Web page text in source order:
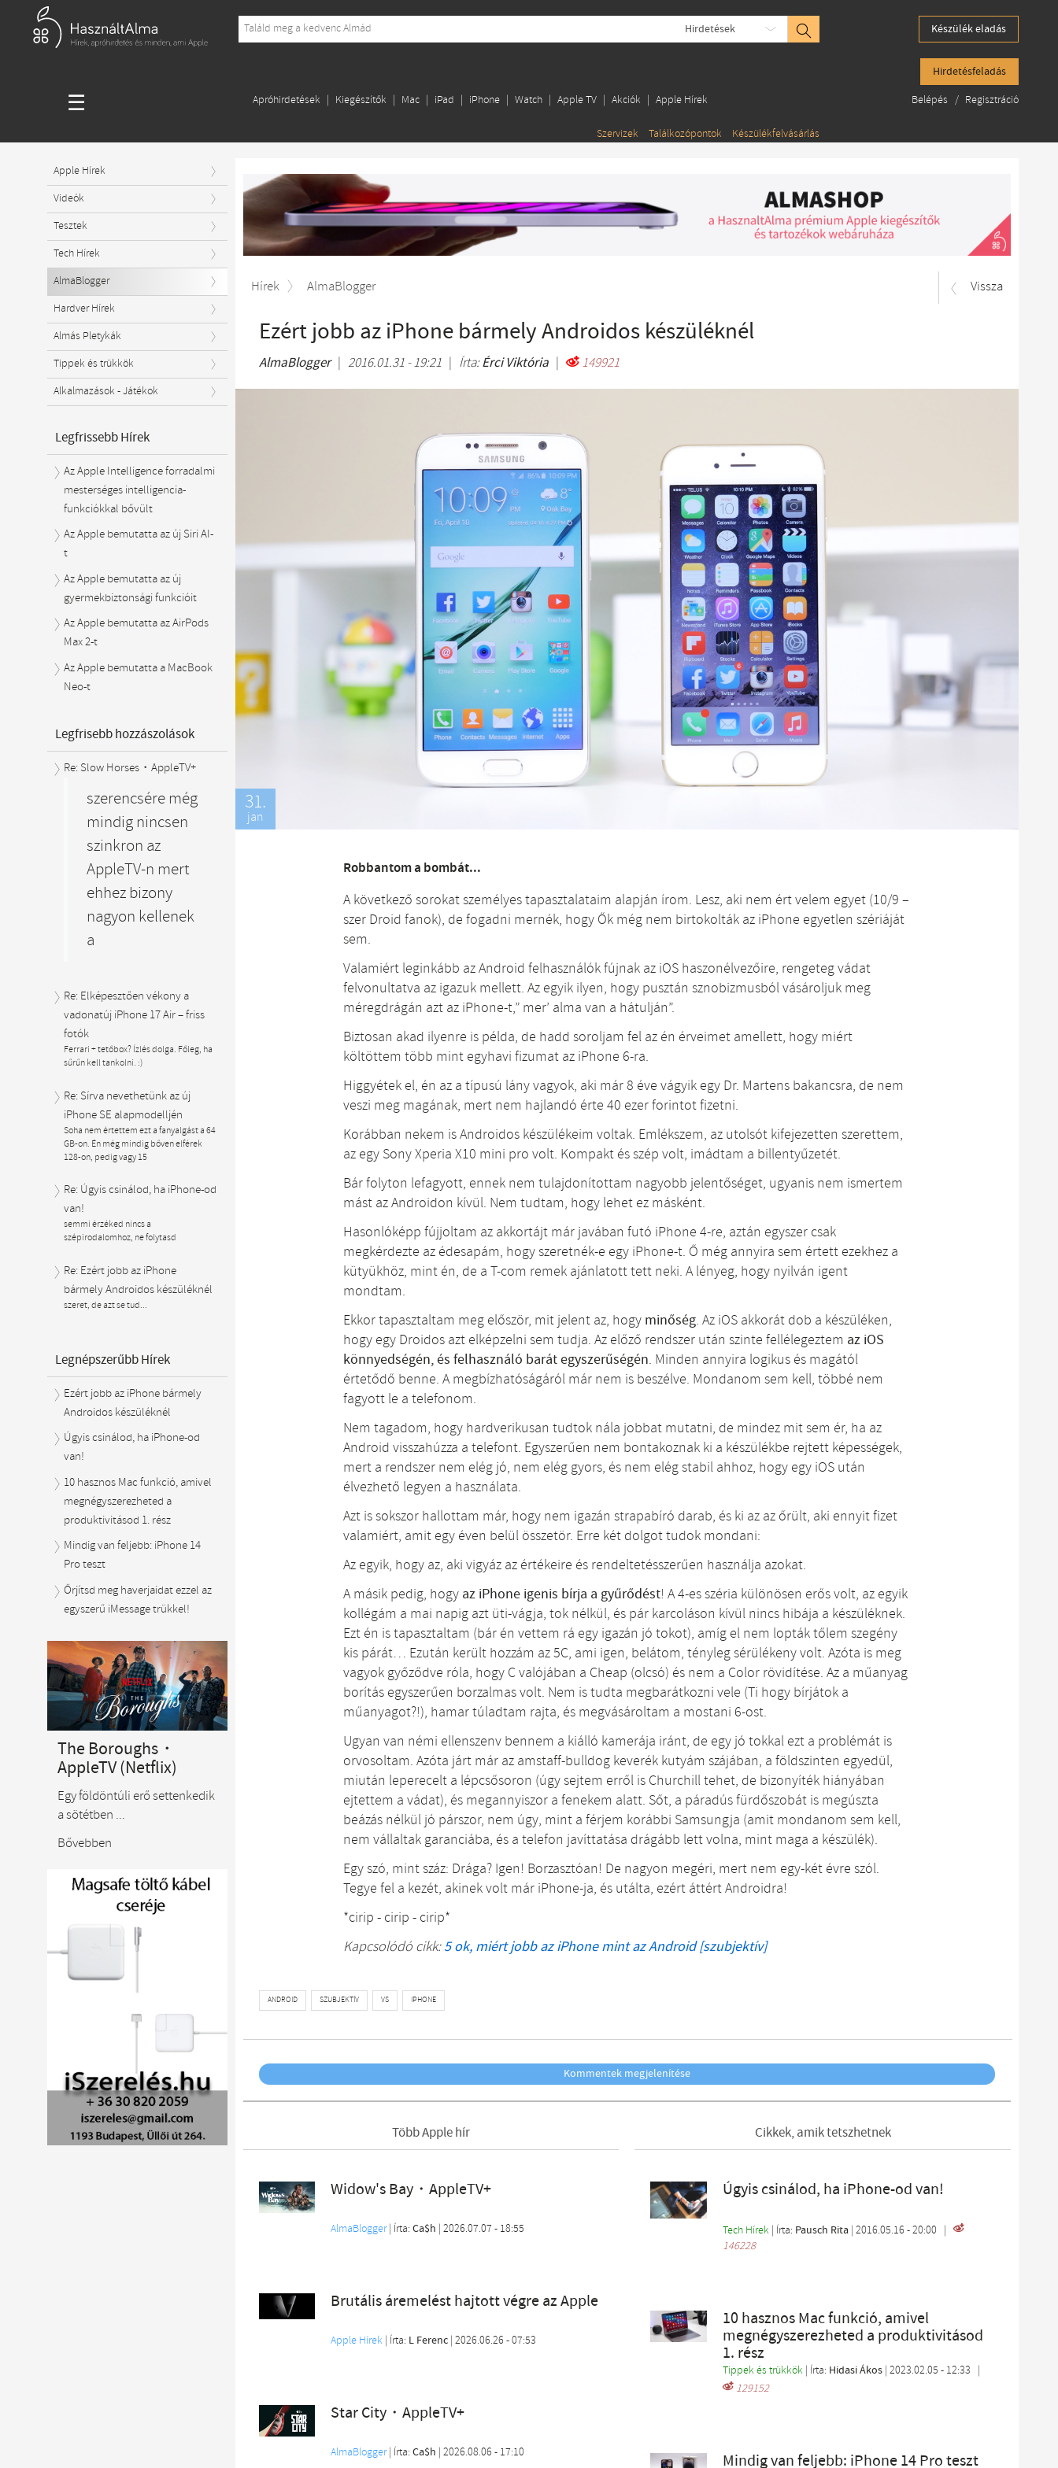
Hirdetések Készülék eladás
Hirdetésfeladás
☰ Apróhirdetések Kiegészítők Mac iPad iPhone Watch Apple TV Akciók Apple Hírek
Szervizek Találkozópontok Készülékfelvásárlás
Belépés / Regisztráció
Hírek AlmaBlogger Vissza
Ezért jobb az iPhone bármely Androidos készüléknél
AlmaBlogger | 2016.01.31 - 19:21| Írta:Érci Viktória | 149921
31.
jan
Robbantom a bombát...
A következő sorokat személyes tapasztalataim alapján írom. Lesz, aki nem ért velem egyet (10/9 –
szer Droid fanok), de fogadni mernék, hogy Ők még nem birtokolták az iPhone egyetlen szériáját
sem.
Valamiért leginkább az Android felhasználók fújnak az iOS haszonélvezőire, rengeteg vádat
felvonultatva az igazuk mellett. Az egyik ilyen, hogy pusztán sznobizmusból vásároljuk meg
méregdrágán azt az iPhone-t,” mer’ alma van a hátulján”.
Biztosan akad ilyenre is példa, de hadd soroljam fel az én érveimet amellett, hogy miért
költöttem több mint egyhavi fizumat az iPhone 6-ra.
Higgyétek el, én az a típusú lány vagyok, aki már 8 éve vágyik egy Dr. Martens bakancsra, de nem
veszi meg magának, mert nem hajlandó érte 40 ezer forintot fizetni.
Korábban nekem is Androidos készülékeim voltak. Emlékszem, az utolsót kifejezetten szerettem,
az egy Sony Xperia X10 mini pro volt. Kompakt és szép volt, imádtam a billentyűzetét.
Bár folyton lefagyott, ennek nem tulajdonítottam nagyobb jelentőséget, ugyanis nem ismertem
mást az Androidon kívül. Nem tudtam, hogy lehet ez másként.
Hasonlóképp fújjoltam az akkortájt már javában futó iPhone 4-re, aztán egyszer csak
megkérdezte az édesapám, hogy szeretnék-e egy iPhone-t. Ő még annyira sem értett ezekhez a
kütyükhöz, mint én, de a T-com remek ajánlatott tett neki. A lényeg, hogy nyilván igent
mondtam.
Ekkor tapasztaltam meg először, mit jelent az, hogy minőség. Az iOS akkorát dob a készüléken,
hogy egy Droidos azt elképzelni sem tudja. Az előző rendszer után szinte fellélegeztem az iOS
könnyedségén, és felhasználó barát egyszerűségén. Minden annyira logikus és magától
értetődő benne. A megbízhatóságáról már nem is beszélve. Mondanom sem kell, többé nem
fagyott le a telefonom.
Nem tagadom, hogy hardverikusan tudtok nála jobbat mutatni, de mindez mit sem ér, ha az
Android visszahúzza a telefont. Egyszerűen nem bontakoznak ki a készülékbe rejtett képességek,
mert a rendszer nem elég jó, nem elég gyors, és nem elég stabil ahhoz, hogy egy iOS után
élvezhető legyen a használata.
Azt is sokszor hallottam már, hogy nem igazán strapabíró darab, és ki az az őrült, aki ennyit fizet
valamiért, amit egy éven belül összetör. Erre két dolgot tudok mondani:
Az egyik, hogy az, aki vigyáz az értékeire és rendeltetésszerűen használja azokat.
A másik pedig, hogy az iPhone igenis bírja a gyűrődést! A 4-es széria különösen erős volt, az egyik
kollégám a mai napig azt üti-vágja, tok nélkül, és pár karcoláson kívül nincs hibája a készüléknek.
Ezt én is tapasztaltam (bár én vettem rá egy igazán jó tokot), amíg el nem lopták tőlem szegény
kis párát… Ezután került hozzám az 5C, ami igen, belátom, tényleg sérülékeny volt. Azóta is meg
vagyok győződve róla, hogy C valójában a Cheap (olcsó) és nem a Color rövidítése. Az a műanyag
borítás egyszerűen borzalmas volt. Nem is tudta megbarátkozni vele (Ti hogy bírjátok a
műanyagot?!), hamar túladtam rajta, és megvásároltam a mostani 6-ost.
Ugyan van némi ellenszenv bennem a kiálló kamerája iránt, de egy jó tokkal ezt a problémát is
orvosoltam. Azóta járt már az amstaff-bulldog keverék kutyám szájában, a földszinten egyedül,
miután leperecelt a lépcsősoron (úgy sejtem erről is Churchill tehet, de bizonyíték hiányában
ejtettem a vádat), és megannyiszor a fenekem alatt. Sőt, a páradús fürdőszobát is megúszta
beázás nélkül jó párszor, nem úgy, mint a férjem korábbi Samsungja (amit mondanom sem kell,
nem vállaltak garanciába, és a telefon javíttatása drágább lett volna, mint maga a készülék).
Egy szó, mint száz: Drága? Igen! Borzasztóan! De nagyon megéri, mert nem egy-két évre szól.
Tegye fel a kezét, akinek volt már iPhone-ja, és utálta, ezért áttért Androidra!
*cirip - cirip - cirip*
Kapcsolódó cikk:5 ok, miért jobb az iPhone mint az Android [szubjektív]
ANDROID SZUBJEKTÍV VS IPHONE
Kommentek megjelenítése
Több Apple hír
Widow's Bay・AppleTV+
AlmaBlogger| Írta:Ca$h |2026.07.07 - 18:55
Brutális áremelést hajtott végre az Apple
Apple Hírek | Írta: L Ferenc |2026.06.26 - 07:53
Star City・AppleTV+
AlmaBlogger| Írta:Ca$h |2026.08.06 - 17:10
Cikkek, amik tetszhetnek
Úgyis csinálod, ha iPhone-od van!
Tech Hírek | Írta: Pausch Rita | 2016.05.16 - 20:00 |
146228
10 hasznos Mac funkció, amivel
megnégyszerezheted a produktivitásod
1. rész
Tippek és trükkök | Írta: Hidasi Ákos | 2023.02.05 - 12:33 |
129152
Mindig van feljebb: iPhone 14 Pro teszt
Apple Hírek
Videók
Tesztek
Tech Hírek
AlmaBlogger
Hardver Hírek
Almás Pletykák
Tippek és trükkök
Alkalmazások - Játékok
Legfrissebb Hírek
Az Apple Intelligence forradalmi
mesterséges intelligencia-
funkciókkal bővült
Az Apple bemutatta az új Siri AI-
t
Az Apple bemutatta az új
gyermekbiztonsági funkcióit
Az Apple bemutatta az AirPods
Max 2-t
Az Apple bemutatta a MacBook
Neo-t
Legfrisebb hozzászolások
Re: Slow Horses・AppleTV+
szerencsére még
mindig nincsen
szinkron az
AppleTV-n mert
ehhez bizony
nagyon kellenek
a
Re: Elképesztően vékony a
vadonatúj iPhone 17 Air – friss
fotók
Ferrari + tetőbox? Ízlés dolga. Főleg, ha
sűrűn kell tankolni. :)
Re: Sírva nevethetünk az új
iPhone SE alapmodelljén
Soha nem értettem ezt a fanyalgást a 64
GB-on. Én még mindig bőven elférek
128-on, pedig vagy 15
Re: Úgyis csinálod, ha iPhone-od
van!
semmi érzéked nincs a
szépirodalomhoz, ne folytasd
Re: Ezért jobb az iPhone
bármely Androidos készüléknél
szeret, de azt se tud...
Legnépszerűbb Hírek
Ezért jobb az iPhone bármely
Androidos készüléknél
Úgyis csinálod, ha iPhone-od
van!
10 hasznos Mac funkció, amivel
megnégyszerezheted a
produktivitásod 1. rész
Mindig van feljebb: iPhone 14
Pro teszt
Őrjítsd meg haverjaidat ezzel az
egyszerű iMessage trükkel!
The Boroughs・
AppleTV (Netflix)
Egy földöntúli erő settenkedik
a sötétben ...
Bővebben